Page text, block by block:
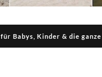
Babys, Kinder & die